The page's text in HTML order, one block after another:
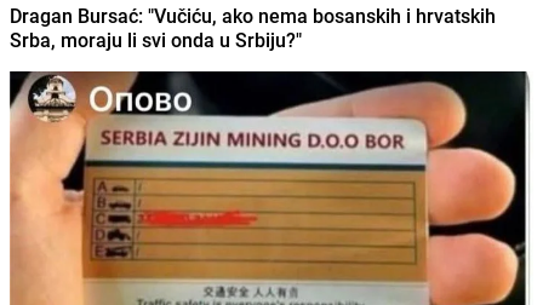
Dragan Bursać: "Vučiću, ako nema bosanskih i hrvatskih
Srba, moraju li svi onda u Srbiju?"